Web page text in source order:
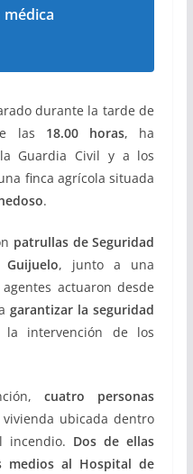
durante la tarde de
las 18.00 horas, ha
Guardia Civil y a los
finca agrícola situada
.
patrullas de Seguridad
, junto a una
actuaron desde
garantizar la seguridad
intervención de los
cuatro personas
ubicada dentro
incendio. Dos de ellas
medios al Hospital de